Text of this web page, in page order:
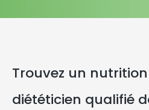
Trouvez un
diététicien qualifié